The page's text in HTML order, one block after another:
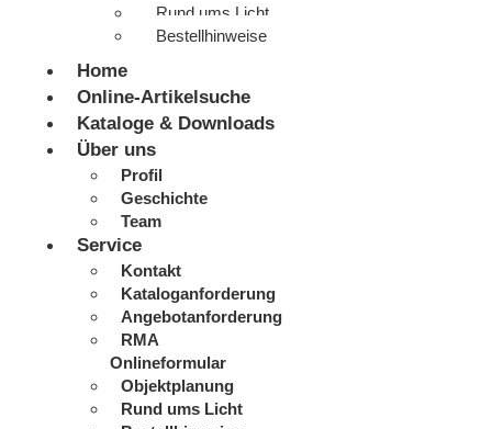
Rund ums Licht
Bestellhinweise
Home
Online-Artikelsuche
Kataloge & Downloads
Über uns
Profil
Geschichte
Team
Service
Kontakt
Kataloganforderung
Angebotanforderung
RMA
Onlineformular
Objektplanung
Rund ums Licht